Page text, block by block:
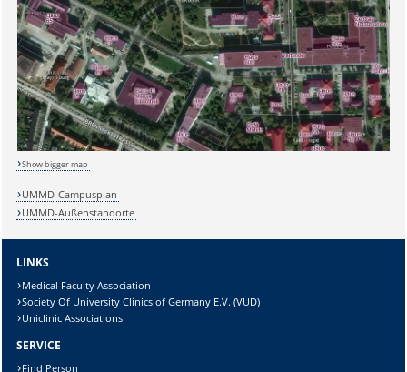
Show bigger map
UMMD-Campusplan
UMMD-Außenstandorte
LINKS
Medical Faculty Association
Society Of University Clinics of Germany E.V. (VUD)
Uniclinic Associations
SERVICE
Find Person